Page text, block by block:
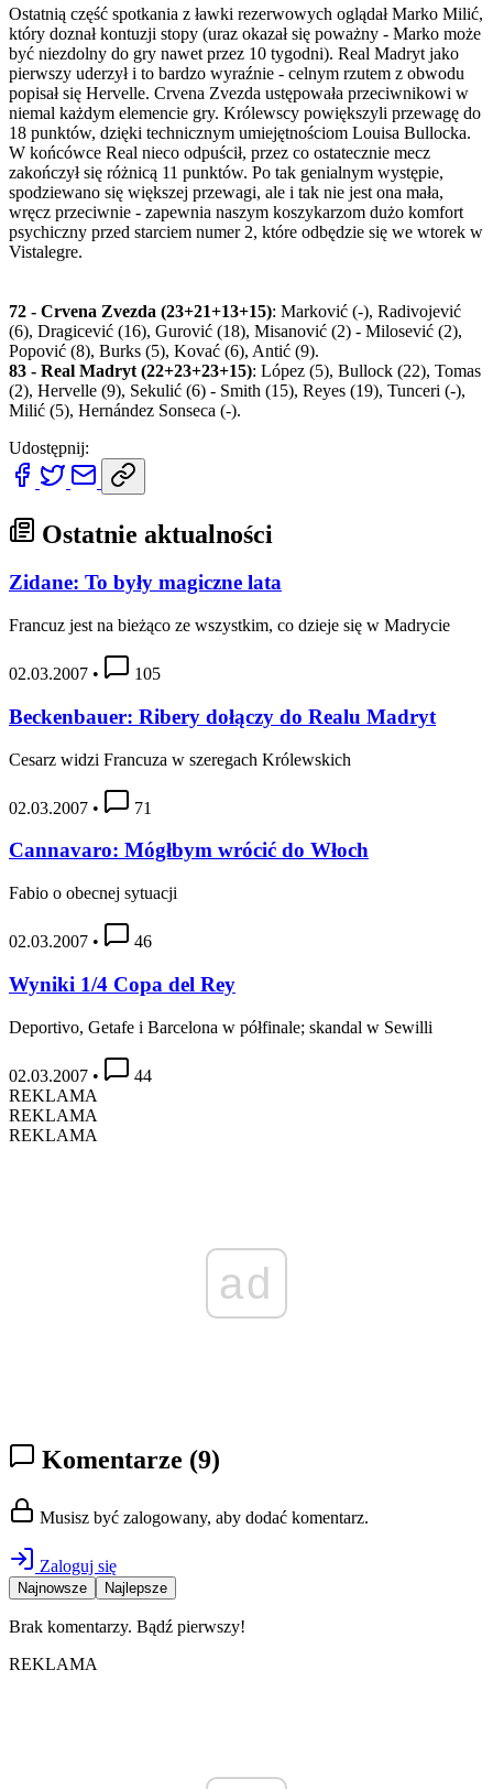
Ostatnią część spotkania z ławki rezerwowych oglądał Marko Milić,
który doznał kontuzji stopy (uraz okazał się poważny - Marko może
być niezdolny do gry nawet przez 10 tygodni). Real Madryt jako
pierwszy uderzył i to bardzo wyraźnie - celnym rzutem z obwodu
popisał się Hervelle. Crvena Zvezda ustępowała przeciwnikowi w
niemal każdym elemencie gry. Królewscy powiększyli przewagę do
18 punktów, dzięki technicznym umiejętnościom Louisa Bullocka.
W końcówce Real nieco odpuścił, przez co ostatecznie mecz
zakończył się różnicą 11 punktów. Po tak genialnym występie,
spodziewano się większej przewagi, ale i tak nie jest ona mała,
wręcz przeciwnie - zapewnia naszym koszykarzom dużo komfort
psychiczny przed starciem numer 2, które odbędzie się we wtorek w
Vistalegre.
72 - Crvena Zvezda (23+21+13+15): Marković (-), Radivojević
(6), Dragicević (16), Gurović (18), Misanović (2) - Milosević (2),
Popović (8), Burks (5), Kovać (6), Antić (9).
83 - Real Madryt (22+23+23+15): López (5), Bullock (22), Tomas
(2), Hervelle (9), Sekulić (6) - Smith (15), Reyes (19), Tunceri (-),
Milić (5), Hernández Sonseca (-).
Udostępnij:
Ostatnie aktualności
Zidane: To były magiczne lata
Francuz jest na bieżąco ze wszystkim, co dzieje się w Madrycie
02.03.2007 • 105
Beckenbauer: Ribery dołączy do Realu Madryt
Cesarz widzi Francuza w szeregach Królewskich
02.03.2007 • 71
Cannavaro: Mógłbym wrócić do Włoch
Fabio o obecnej sytuacji
02.03.2007 • 46
Wyniki 1/4 Copa del Rey
Deportivo, Getafe i Barcelona w półfinale; skandal w Sewilli
02.03.2007 •
44
REKLAMA
REKLAMA
REKLAMA
ad
Komentarze (9)
Musisz być zalogowany, aby dodać komentarz.
Zaloguj się
Najnowsze Najlepsze
Brak komentarzy. Bądź pierwszy!
REKLAMA